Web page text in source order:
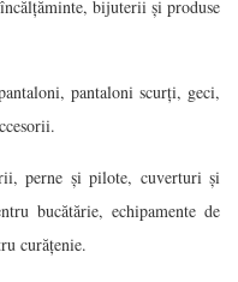
bijuterii și produse
pantaloni scurți, geci,
perne și pilote, cuverturi și
bucătărie, echipamente de
curățenie.